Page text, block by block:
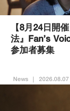
【8月24日開
法』Fan’s
参加者募集
News